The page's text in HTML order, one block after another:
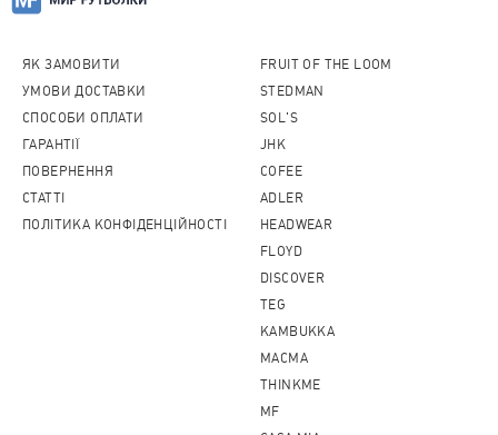
ЯК ЗАМОВИТИ
УМОВИ ДОСТАВКИ
СПОСОБИ ОПЛАТИ
ГАРАНТІЇ
ПОВЕРНЕННЯ
CТАТТІ
ПОЛІТИКА КОНФІДЕНЦІЙНОСТІ
FRUIT OF THE LOOM
STEDMAN
SOL'S
JHK
COFEE
ADLER
HEADWEAR
FLOYD
DISCOVER
TEG
KAMBUKKA
MACMA
THINKME
MF